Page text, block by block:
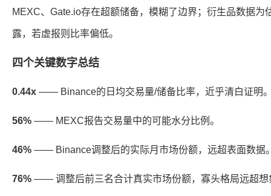
MEXC、Gate.io存在超额储备，模糊了边界；衍生品数据为
露，若虚报则比率偏低。
四个关键数字总结
0.44x —— Binance的日均交易量/储备比率，近乎清白证明
56% —— MEXC报告交易量中的可能水分比例。
46% —— Binance调整后的实际月市场份额，远超表面数据
76% —— 调整后前三名合计真实市场份额，寡头格局远超想